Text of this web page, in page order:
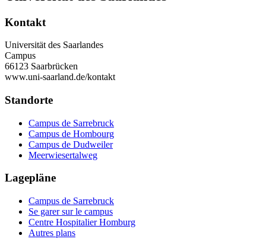
Kontakt
Universität des Saarlandes
Campus
66123 Saarbrücken
www.uni-saarland.de/kontakt
Standorte
Campus de Sarrebruck
Campus de Hombourg
Campus de Dudweiler
Meerwiesertalweg
Lagepläne
Campus de Sarrebruck
Se garer sur le campus
Centre Hospitalier Homburg
Autres plans